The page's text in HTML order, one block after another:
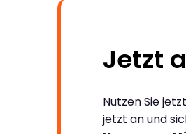
Jetzt
Nutzen Sie
jetzt an und